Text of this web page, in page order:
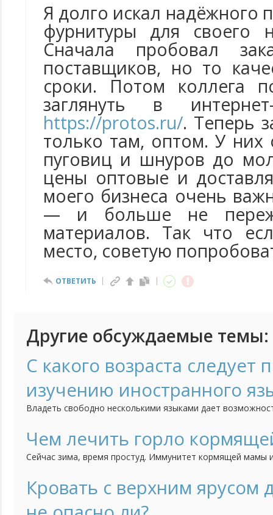
Я долго искал надёжного
фурнитуры для своего
Сначала пробовал
поставщиков, но то
сроки. Потом коллега
заглянуть в
https://protos.ru/. Теперь
только там, оптом. У
пуговиц и шнуров до
цены оптовые и
моего бизнеса очень
— и больше не
материалов. Так что
место, советую
ОТВЕТИТЬ
Другие обсуждаемые темы:
С какого возраста следует
изучению иностранного
Владеть свободно несколькими языками дает
образования и интересной работы. Считается, что до 5-
разы больше информации, чем в последующие...
Чем лечить горло
Сейчас зима, время простуд. Иммунитет кормящей мамы
тому же часто), как его лечить и укрепить? Ведь почти
беременных и кормящих матерей".
Кровать с верхним ярусом